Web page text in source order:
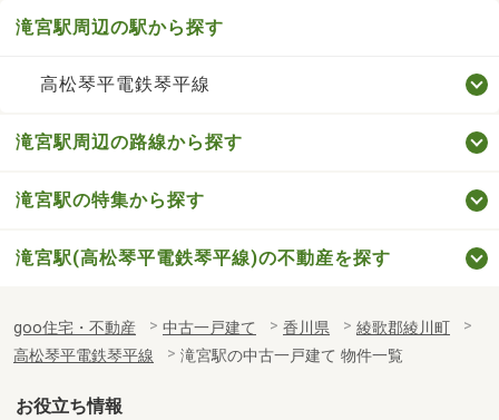
滝宮駅周辺の駅から探す
高松琴平電鉄琴平線
滝宮駅周辺の路線から探す
滝宮駅の特集から探す
滝宮駅(高松琴平電鉄琴平線)の不動産を探す
goo住宅・不動産 中古一戸建て 香川県
綾歌郡綾川町
高松琴平電鉄琴平線
滝宮駅の中古一戸建て 物件一覧
お役立ち情報